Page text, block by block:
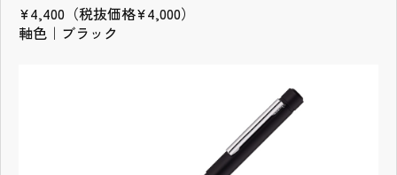
¥4,400（税抜価格¥4,000）
軸色｜ブラック